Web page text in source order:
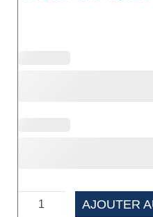
AJOUTER